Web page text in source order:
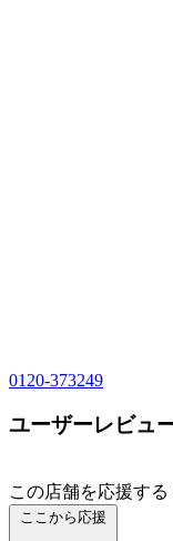
0120-373249
ユーザーレビュ
この店舗を応援する
ここから応援